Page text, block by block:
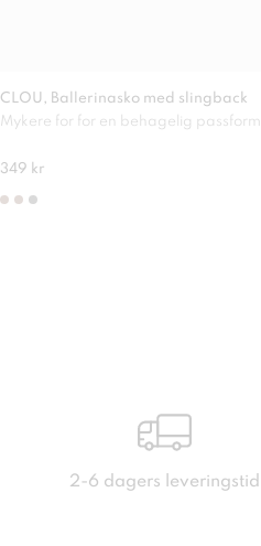
CLOU, Ballerinasko med slingback
Mykere for for en behagelig passform
349 kr
2-6 dagers leveringstid